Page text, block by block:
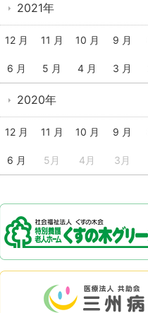
2021年
12 月 11 月 10 月 9 月
6 月 5 月 4 月 3 月
2020年
12 月 11 月 10 月 9 月
6 月 5月 4月 3月